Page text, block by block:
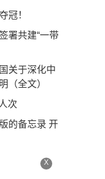
冠！
署共建“一带
关于深化中
（全文）
次
的备忘录 开
X